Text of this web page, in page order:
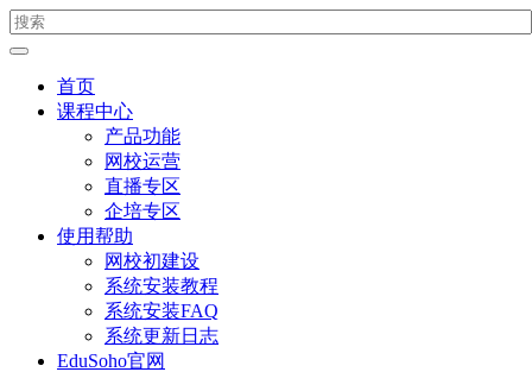
首页
课程中心
产品功能
网校运营
直播专区
企培专区
使用帮助
网校初建设
系统安装教程
系统安装FAQ
系统更新日志
EduSoho官网